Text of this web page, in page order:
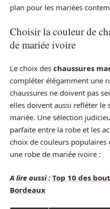
plan pour les mariées
Choisir la couleur de
de mariée ivoire
Le choix des chaussures
compléter élégamment une
chaussures ne doivent pas
elles doivent aussi refléter le
mariée. Une sélection
parfaite entre la robe et les
choix de couleurs
une robe de mariée ivoire :
A lire aussi : Top 10 des
Bordeaux